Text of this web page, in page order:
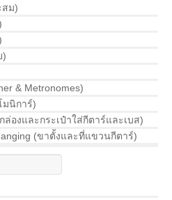
สม)
)
& Metronomes)
มนิการ์)
ล่องและกระเป๋าใส่กีตาร์และเบส)
(ขาตั้งและที่แขวนกีตาร์)